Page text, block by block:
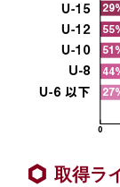
取得ラ